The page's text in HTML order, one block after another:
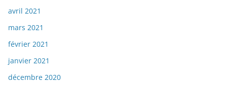
avril 2021
mars 2021
février 2021
janvier 2021
décembre 2020